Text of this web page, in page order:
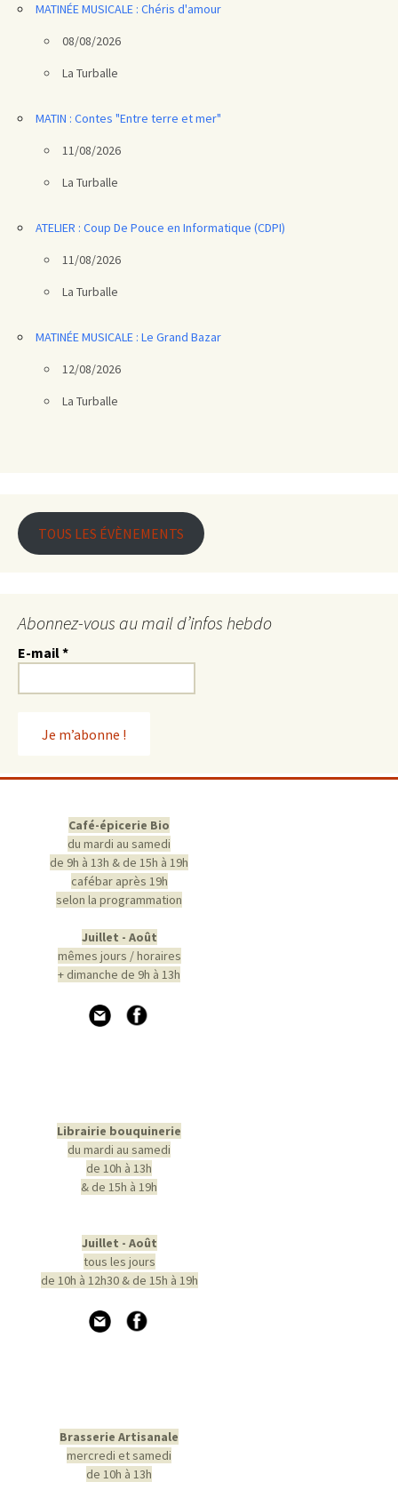
MATINÉE MUSICALE : Chéris d'amour
08/08/2026
La Turballe
MATIN : Contes "Entre terre et mer"
11/08/2026
La Turballe
ATELIER : Coup De Pouce en Informatique (CDPI)
11/08/2026
La Turballe
MATINÉE MUSICALE : Le Grand Bazar
12/08/2026
La Turballe
TOUS LES ÉVÈNEMENTS
Abonnez-vous au mail d’infos hebdo
E-mail*
Café-épicerie Bio
du mardi au samedi
de 9h à 13h & de 15h à 19h
cafébar après 19h
selon la programmation
Juillet - Août
mêmes jours / horaires
+ dimanche de 9h à 13h
Librairie bouquinerie
du mardi au samedi
de 10h à 13h
& de 15h à 19h
Juillet - Août
tous les jours
de 10h à 12h30 & de 15h à 19h
Brasserie Artisanale
mercredi et samedi
de 10h à 13h